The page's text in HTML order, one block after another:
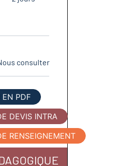
consulter
EN PDF
DEVIS INTRA
RENSEIGNEMENT